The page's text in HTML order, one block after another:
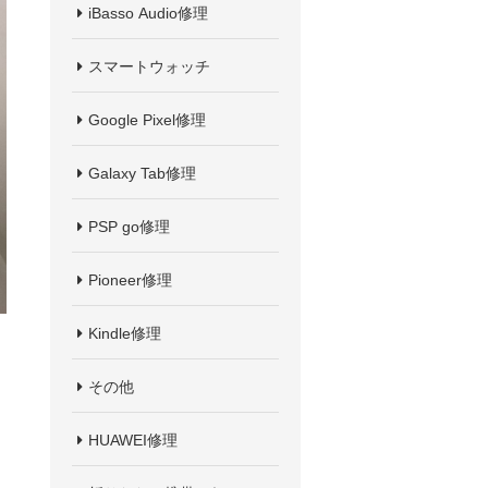
iBasso Audio修理
スマートウォッチ
Google Pixel修理
Galaxy Tab修理
PSP go修理
Pioneer修理
Kindle修理
その他
HUAWEI修理